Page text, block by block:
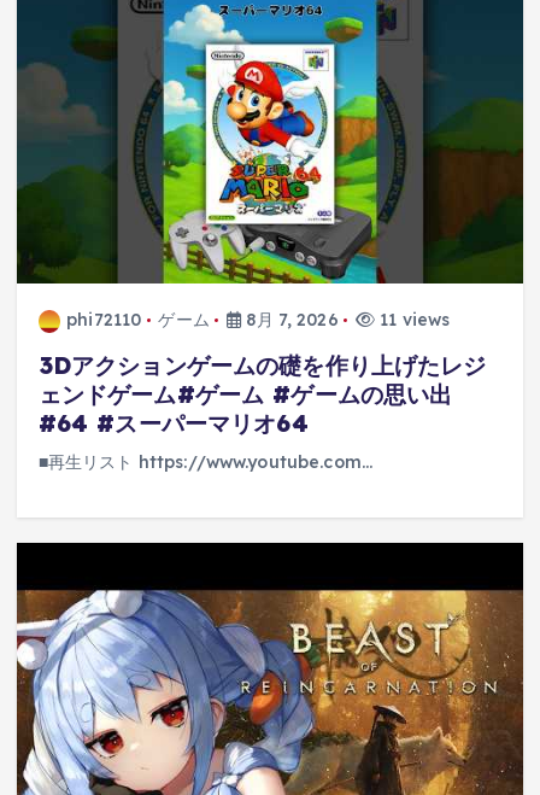
phi72110 ゲーム 8月 7, 2026 11 views
3Dアクションゲームの礎を作り上げたレジ
ェンドゲーム#ゲーム #ゲームの思い出
#64 #スーパーマリオ64
■再生リスト https://www.youtube.com…